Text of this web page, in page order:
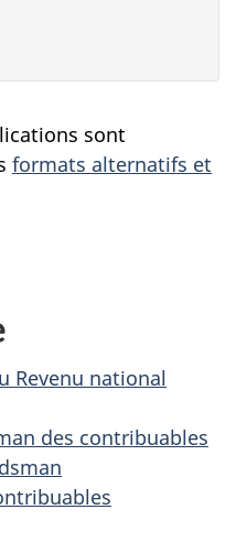
sont
formats alternatifs et
Revenu national
des contribuables